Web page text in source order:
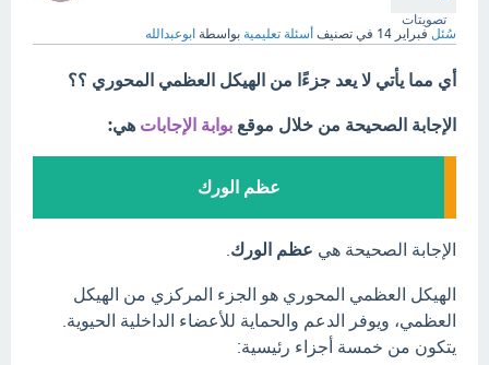
تصويتات
سُئل فبراير 14 في تصنيف أسئلة تعليمية بواسطة ابوعبدالله
أي مما يأتي لا يعد جزءًا من الهيكل العظمي المحوري ؟؟
الإجابة الصحيحة من خلال موقع بوابة الإجابات هي:
عظم الورك
الإجابة الصحيحة هي عظم الورك
الهيكل العظمي المحوري هو الجزء المركزي من الهيكل
العظمي، ويوفر الدعم والحماية للأعضاء الداخلية الحيوية.
يتكون من خمسة أجزاء رئيسية: